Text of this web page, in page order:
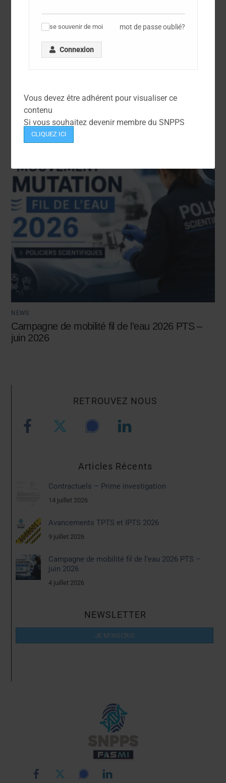
se souvenir de moi mot de passe oublié?
Connexion
Vous devez être adhérent pour visualiser ce
contenu
Si vous souhaitez devenir membre du SNPPS
CLIQUEZ ICI
NEWS
Avancements TPTS et IPTS 2026
NEWS
Campagne de mobilité fil de l’eau 2026 PTS –
juin 2026
RETROUVEZ NOUS
Articles Récents
Contractuels – Prime investigation
14 juillet 2026
Avancements TPTS et IPTS 2026
9 juillet 2026
Campagne de mobilité fil de l’eau 2026 PTS –
juin 2026
4 juillet 2026
NEWSLETTER
JE M'INSCRIS
Back
To
Top